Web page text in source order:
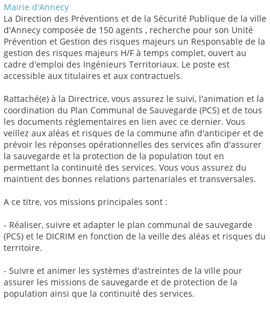
Mairie d'Annecy
La Direction des Préventions et de la Sécurité Publique de la ville
d'Annecy composée de 150 agents , recherche pour son Unité
Prévention et Gestion des risques majeurs un Responsable de la
gestion des risques majeurs H/F à temps complet, ouvert au
cadre d'emploi des Ingénieurs Territoriaux. Le poste est
accessible aux titulaires et aux contractuels.
Rattaché(e) à la Directrice, vous assurez le suivi, l'animation et la
coordination du Plan Communal de Sauvegarde (PCS) et de tous
les documents réglementaires en lien avec ce dernier. Vous
veillez aux aléas et risques de la commune afin d'anticiper et de
prévoir les réponses opérationnelles des services afin d'assurer
la sauvegarde et la protection de la population tout en
permettant la continuité des services. Vous vous assurez du
maintient des bonnes relations partenariales et transversales.
A ce titre, vos missions principales sont :
- Réaliser, suivre et adapter le plan communal de sauvegarde
(PCS) et le DICRIM en fonction de la veille des aléas et risques du
territoire.
- Suivre et animer les systèmes d'astreintes de la ville pour
assurer les missions de sauvegarde et de protection de la
population ainsi que la continuité des services.